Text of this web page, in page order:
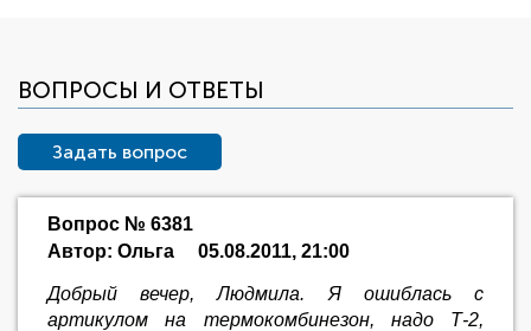
ВОПРОСЫ И ОТВЕТЫ
Задать вопрос
Вопрос № 6381
Автор: Ольга
05.08.2011, 21:00
Добрый вечер, Людмила. Я ошиблась с
артикулом на термокомбинезон, надо Т-2,